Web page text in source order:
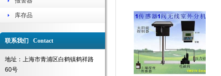
库存品
联系我们 Contact
地址：上海市青浦区白鹤镇鹤祥路
60号